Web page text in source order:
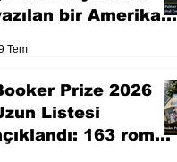
bir Amerikan
Tem
Prize 2026
Listesi
163 roman